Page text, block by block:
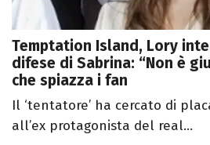
Temptation Island, Lory
difese di Sabrina: “Non è
che spiazza i fan
Il ‘tentatore’ ha cercato di
all’ex protagonista del real...